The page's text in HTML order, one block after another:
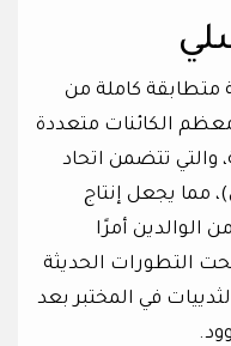
كاملة من
الكائنات متعددة
والتي تتضمن اتحاد
مما يجعل إنتاج
الوالدين أمرًا
التطورات الحديثة
في المختبر بعد